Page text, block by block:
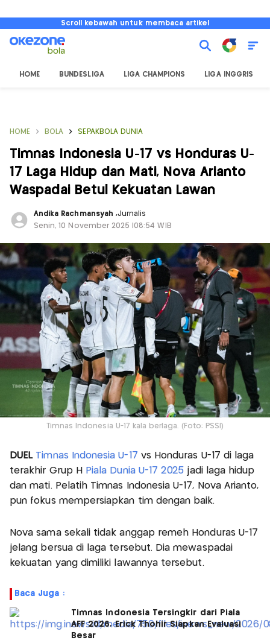
Scroll kebawah untuk membaca artikel
HOME BUNDESLIGA LIGA CHAMPIONS LIGA INGGRIS
HOME BOLA SEPAKBOLA DUNIA
Timnas Indonesia U-17 vs Honduras U-
17 Laga Hidup dan Mati, Nova Arianto
Waspadai Betul Kekuatan Lawan
Andika Rachmansyah ,Jurnalis
Senin, 10 November 2025 |08:54 WIB
Timnas Indonesia U-17 kala berlaga. (Foto: PSSI)
DUEL Timnas Indonesia U-17 vs Honduras U-17 di laga
terakhir Grup H
Piala Dunia U-17 2025 jadi laga hidup
dan mati. Pelatih Timnas Indonesia U-17, Nova Arianto,
pun fokus mempersiapkan tim dengan baik.
Nova sama sekali tidak anggap remeh Honduras U-17
jelang bersua di laga tersebut. Dia mewaspadai
kekuatan yang dimiliki lawannya tersebut.
Baca Juga :
Timnas Indonesia Tersingkir dari Piala
AFF 2026, Erick Thohir Siapkan Evaluasi
Besar